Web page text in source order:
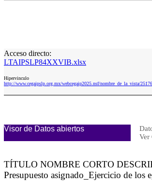
Acceso directo:
LTAIPSLP84XXVIB.xlsx
Hipervinculo
http://www.cegaipslp.org.mx/webcegaip2025.nsf/nombre_de_la_vista/
Visor de Datos abiertos
Ver
TÍTULO NOMBRE CORTO
Presupuesto asignado_Ejercicio de los